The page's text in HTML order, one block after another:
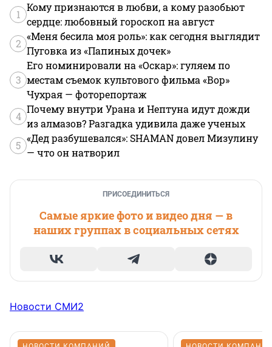
1
Кому признаются в любви, а кому разобьют
сердце: любовный гороскоп на август
2
«Меня бесила моя роль»: как сегодня выглядит
Пуговка из «Папиных дочек»
3
Его номинировали на «Оскар»: гуляем по
местам съемок культового фильма «Вор»
Чухрая — фоторепортаж
4
Почему внутри Урана и Нептуна идут дожди
из алмазов? Разгадка удивила даже ученых
5
«Дед разбушевался»: SHAMAN довел Мизулину
— что он натворил
ПРИСОЕДИНИТЬСЯ
Самые яркие фото и видео дня — в
наших группах в социальных сетях
Новости СМИ2